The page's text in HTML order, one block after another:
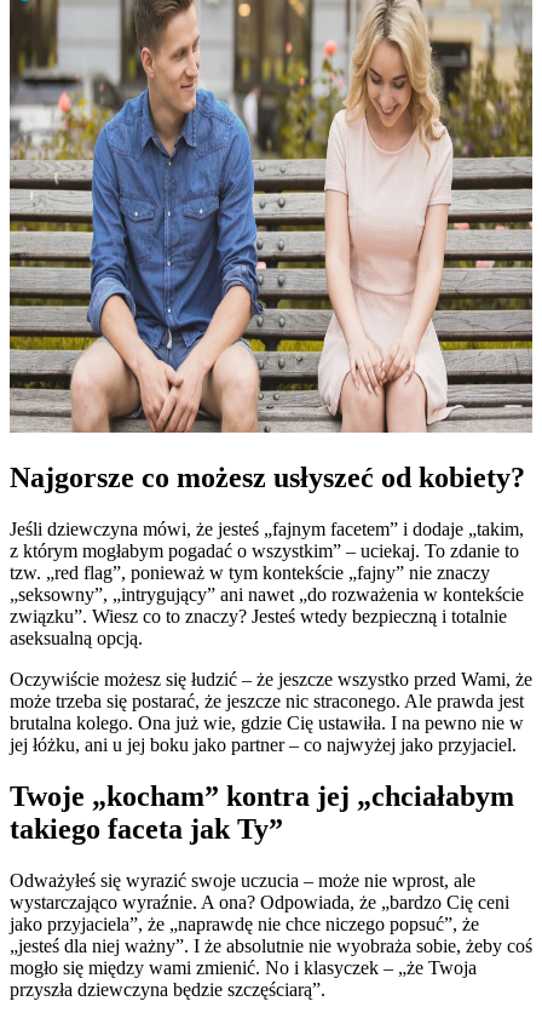
Najgorsze co możesz usłyszeć od kobiety?
Jeśli dziewczyna mówi, że jesteś „fajnym facetem” i dodaje „takim,
z którym mogłabym pogadać o wszystkim” – uciekaj. To zdanie to
tzw. „red flag”, ponieważ w tym kontekście „fajny” nie znaczy
„seksowny”, „intrygujący” ani nawet „do rozważenia w kontekście
związku”. Wiesz co to znaczy? Jesteś wtedy bezpieczną i totalnie
aseksualną opcją.
Oczywiście możesz się łudzić – że jeszcze wszystko przed Wami, że
może trzeba się postarać, że jeszcze nic straconego. Ale prawda jest
brutalna kolego. Ona już wie, gdzie Cię ustawiła. I na pewno nie w
jej łóżku, ani u jej boku jako partner – co najwyżej jako przyjaciel.
Twoje „kocham” kontra jej „chciałabym
takiego faceta jak Ty”
Odważyłeś się wyrazić swoje uczucia – może nie wprost, ale
wystarczająco wyraźnie. A ona? Odpowiada, że „bardzo Cię ceni
jako przyjaciela”, że „naprawdę nie chce niczego popsuć”, że
„jesteś dla niej ważny”. I że absolutnie nie wyobraża sobie, żeby coś
mogło się między wami zmienić. No i klasyczek – „że Twoja
przyszła dziewczyna będzie szczęściarą”.